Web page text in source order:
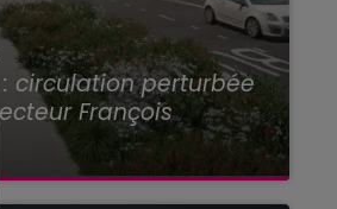
: circulation perturbée
François